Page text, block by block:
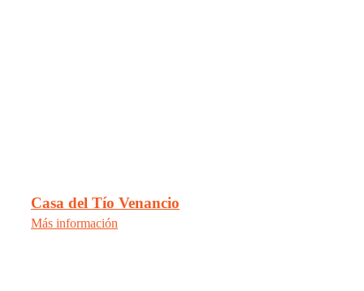
Casa del Tío Venancio
Más información